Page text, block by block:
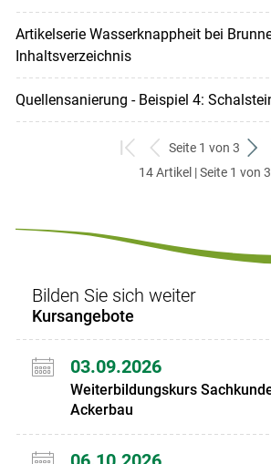
Artikelserie Wasserknappheit bei
Inhaltsverzeichnis
Quellensanierung - Beispiel 4:
zum
ersten
zurück
zum
Seite 1 von 3
zum
14 Artikel | Seite 1 von 3
Bilden Sie sich weiter
Kursangebote
03.09.2026
Weiterbildungskurs
Ackerbau